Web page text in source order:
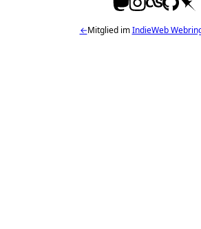
←Mitglied imIndieWeb